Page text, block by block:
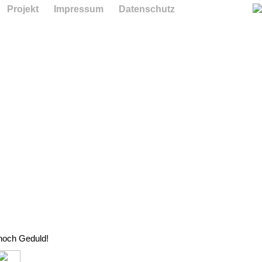
Geduld!
Projekt Impressum Datenschutz